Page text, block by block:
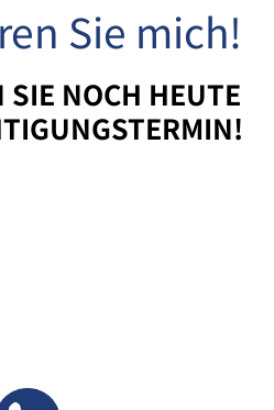
Sie mich!
SIE NOCH HEUTE